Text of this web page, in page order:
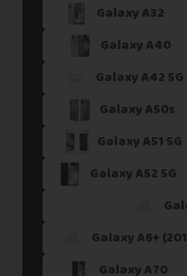
Galaxy A32
Galaxy A40
Galaxy A42 5G
Galaxy A50s
Galaxy A51 5G
Galaxy A52 5G
Galaxy A6+
Galaxy A70